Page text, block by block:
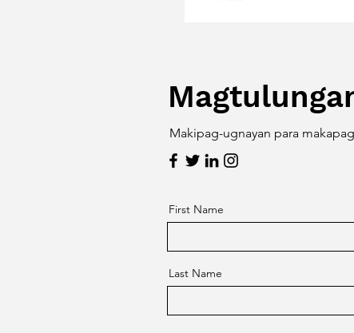
Makipag-ugnayan para
First Name
Last Name